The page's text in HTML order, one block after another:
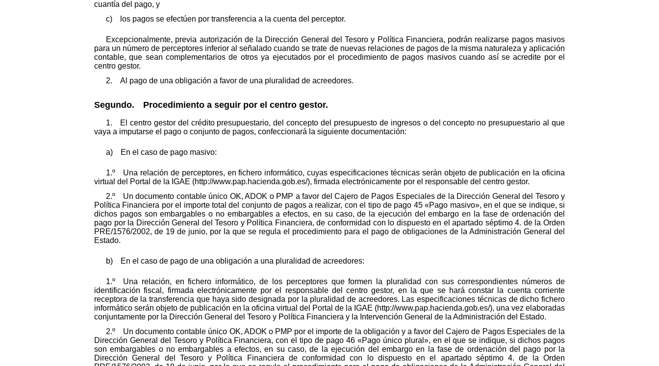
cuantía del pago, y
c) los pagos se efectúen por transferencia a la cuenta del perceptor.
Excepcionalmente, previa autorización de la Dirección General del Tesoro y Política Financiera, podrán realizarse pagos masivos
para un número de perceptores inferior al señalado cuando se trate de nuevas relaciones de pagos de la misma naturaleza y aplicación
contable, que sean complementarios de otros ya ejecutados por el procedimiento de pagos masivos cuando así se acredite por el
centro gestor.
2. Al pago de una obligación a favor de una pluralidad de acreedores.
Segundo. Procedimiento a seguir por el centro gestor.
1. El centro gestor del crédito presupuestario, del concepto del presupuesto de ingresos o del concepto no presupuestario al que
vaya a imputarse el pago o conjunto de pagos, confeccionará la siguiente documentación:
a) En el caso de pago masivo:
1.º Una relación de perceptores, en fichero informático, cuyas especificaciones técnicas serán objeto de publicación en la oficina
virtual del Portal de la IGAE (http://www.pap.hacienda.gob.es/), firmada electrónicamente por el responsable del centro gestor.
2.º Un documento contable único OK, ADOK o PMP a favor del Cajero de Pagos Especiales de la Dirección General del Tesoro y
Política Financiera por el importe total del conjunto de pagos a realizar, con el tipo de pago 45 «Pago masivo», en el que se indique, si
dichos pagos son embargables o no embargables a efectos, en su caso, de la ejecución del embargo en la fase de ordenación del
pago por la Dirección General del Tesoro y Política Financiera, de conformidad con lo dispuesto en el apartado séptimo 4. de la Orden
PRE/1576/2002, de 19 de junio, por la que se regula el procedimiento para el pago de obligaciones de la Administración General del
Estado.
b) En el caso de pago de una obligación a una pluralidad de acreedores:
1.º Una relación, en fichero informático, de los perceptores que formen la pluralidad con sus correspondientes números de
identificación fiscal, firmada electrónicamente por el responsable del centro gestor, en la que se hará constar la cuenta corriente
receptora de la transferencia que haya sido designada por la pluralidad de acreedores. Las especificaciones técnicas de dicho fichero
informático serán objeto de publicación en la oficina virtual del Portal de la IGAE (http://www.pap.hacienda.gob.es/), una vez elaboradas
conjuntamente por la Dirección General del Tesoro y Política Financiera y la Intervención General de la Administración del Estado.
2.º Un documento contable único OK, ADOK o PMP por el importe de la obligación y a favor del Cajero de Pagos Especiales de la
Dirección General del Tesoro y Política Financiera, con el tipo de pago 46 «Pago único plural», en el que se indique, si dichos pagos
son embargables o no embargables a efectos, en su caso, de la ejecución del embargo en la fase de ordenación del pago por la
Dirección General del Tesoro y Política Financiera de conformidad con lo dispuesto en el apartado séptimo 4. de la Orden